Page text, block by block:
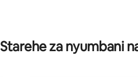
Starehe za nyumbani